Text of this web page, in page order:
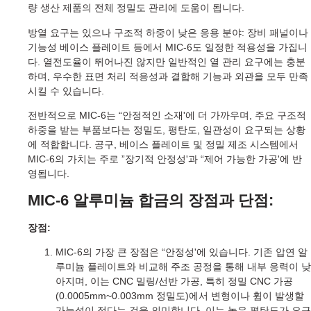
량 생산 제품의 전체 정밀도 관리에 도움이 됩니다.
방열 요구는 있으나 구조적 하중이 낮은 응용 분야: 장비 패널이나
기능성 베이스 플레이트 등에서 MIC-6도 일정한 적용성을 가집니
다. 열전도율이 뛰어나진 않지만 일반적인 열 관리 요구에는 충분
하며, 우수한 표면 처리 적응성과 결합해 기능과 외관을 모두 만족
시킬 수 있습니다.
전반적으로 MIC-6는 “안정적인 소재'에 더 가까우며, 주요 구조적
하중을 받는 부품보다는 정밀도, 평탄도, 일관성이 요구되는 상황
에 적합합니다. 공구, 베이스 플레이트 및 정밀 제조 시스템에서
MIC-6의 가치는 주로 ”장기적 안정성'과 “제어 가능한 가공'에 반
영됩니다.
MIC-6 알루미늄 합금의 장점과 단점:
장점:
MIC-6의 가장 큰 장점은 “안정성'에 있습니다. 기존 압연 알
루미늄 플레이트와 비교해 주조 공정을 통해 내부 응력이 낮
아지며, 이는 CNC 밀링/선반 가공, 특히 정밀 CNC 가공
(0.0005mm~0.003mm 정밀도)에서 변형이나 휨이 발생할